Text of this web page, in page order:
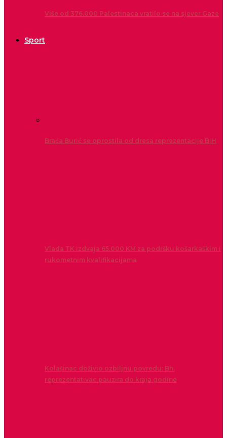
Više od 376.000 Palestinaca vratilo se na sjever Gaze
Sport
Braća Burić se oprostila od dresa reprezentacije BiH
Vlada TK izdvaja 65.000 KM za podršku košarkaškim i
rukometnim kvalifikacijama
Kolašinac doživio ozbiljnu povredu: Bh.
reprezentativac pauzira do kraja godine